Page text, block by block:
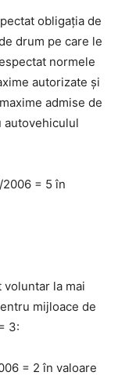
obligaţia de
drum pe care le
normele
autorizate şi
admise de
autovehiculul
2006 = 5 în
la mai
mijloace de
3:
= 2 în valoare